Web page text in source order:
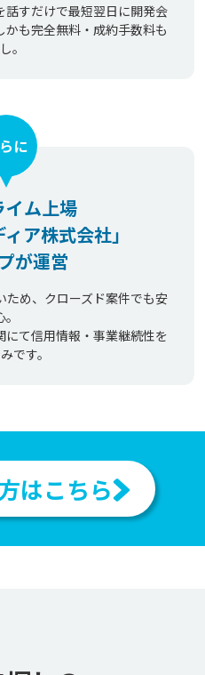
話すだけで最短翌日に開発会
も完全無料・成約手数料も
。
イム上場
ア株式会社」
が運営
に
ため、クローズド案件でも安
て信用情報・事業継続性を
です。
はこちら